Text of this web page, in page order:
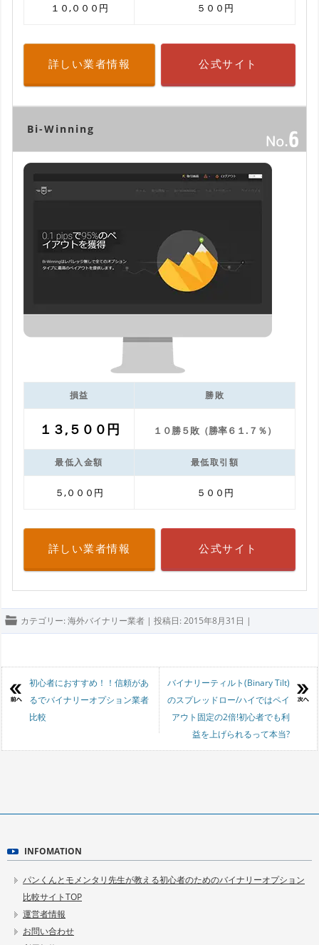
１０,０００円 ５００円
詳しい業者情報 公式サイト
Bi-Winning
損益 勝敗
１３,５００円 １０勝５敗（勝率６１.７％）
最低入金額 最低取引額
５,０００円 ５００円
詳しい業者情報 公式サイト
カテゴリー: 海外バイナリー業者 | 投稿日: 2015年8月31日 |
投稿ナビゲーション
初心者におすすめ！！信頼があ
るでバイナリーオプション業者
比較
バイナリーティルト(Binary Tilt)
のスプレッドロー/ハイではペイ
アウト固定の2倍!初心者でも利
益を上げられるって本当?
INFOMATION
パンくんとモメンタリ先生が教える初心者のためのバイナリーオプション
比較サイトTOP
運営者情報
お問い合わせ